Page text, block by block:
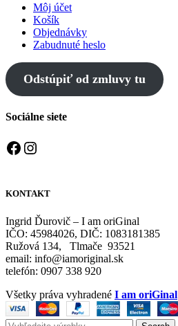
Môj účet
Košík
Objednávky
Zabudnuté heslo
Odstúpiť od zmluvy tu
Sociálne siete
Facebook
Instagram
KONTAKT
Ingrid Ďurovič – I am oriGinal
IČO: 45984026, DIČ: 1083181385
Ružová 134, Tlmače 93521
email: info@iamoriginal.sk
telefón: 0907 338 920
Všetky práva vyhradené I am oriGinal